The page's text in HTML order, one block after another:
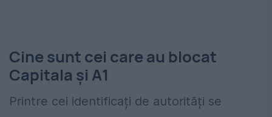
Cine sunt cei care au blocat
Capitala și A1
Printre cei identificați de autorități se